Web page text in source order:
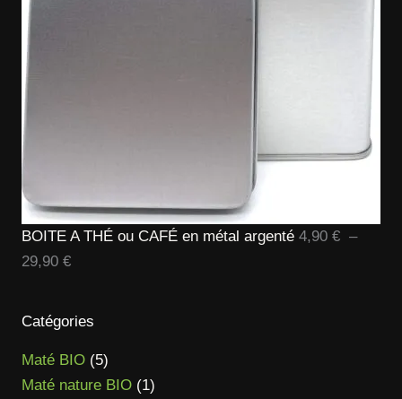
BOITE A THÉ ou CAFÉ en métal argenté 4,90 € –
29,90 €Plage
à
29,90 €
Catégories
Maté BIO 55
produits
Maté nature BIO 11